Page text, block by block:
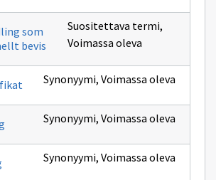
som
bevis
Suositettava termi,
Voimassa oleva
Synonyymi, Voimassa oleva
Synonyymi, Voimassa oleva
Synonyymi, Voimassa oleva